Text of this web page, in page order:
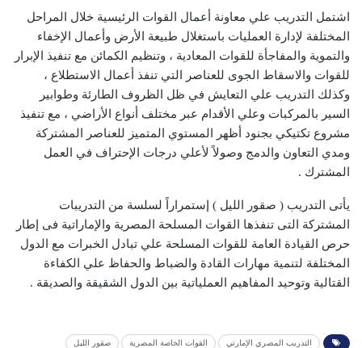
اشتمل التدريب علي معاونة أعمال القوات الرئيسية خلال المراحل
المختلفة لإدارة العمليات باستغلال طبيعة الأرض وأعمال الإخفاء
والتموية والمفاجأة للقوات المعادية ، وتنظيم الكمائن مع تنفيذ الإبرار
للقوات والاسقاط الجوى للعناصر التي تنفذ أعمال الاستطلاع ،
وكذلك التدريب علي التعايش في ظل الظروف الطارئة وطوابير
السير بالمركبات وعلي الأقدام عبر مختلف أنواع الأراضي ، مع تنفيذ
مشروع تكتيكي بجنود أظهر المستوي المتميز للعناصر المشتركة
ومدي التعاون والدمج وصولاً لأعلي درجات الإحتراف في العمل
المشترك .
يأتى التدريب ( صقور الليل ) إستمراراً لسلسة من التدريبات
المشتركة التى تنفذها القوات المسلحة المصرية والإماراتية فى إطار
حرص القيادة العامة للقوات المسلحة علي تبادل الخبرات مع الدول
المختلفة لتنمية مهارات القادة والضباط والحفاظ علي الكفاءة
القتالية وتوحيد المفاهيم العملياتية بين الدول الشقيقة والصديقة .
التدريب المصري الإمارتي القوات الخاصة المصرية صقور الليل